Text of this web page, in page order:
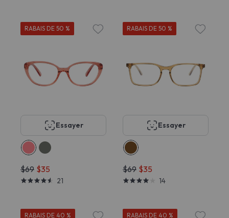
RABAIS DE 50 %
Essayer
$69 $35
21
RABAIS DE 50 %
Essayer
$69 $35
14
RABAIS DE 40 % RABAIS DE 40 %